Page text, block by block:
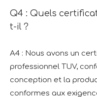
Q4 : Quels
t-il ?
A4 : Nous avons un
professionnel TUV,
conception et la
conformes aux